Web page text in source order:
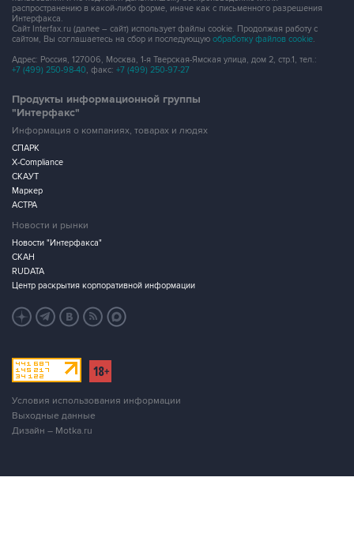
сайтом, Вы соглашаетесь на сбор и последующую обработку файлов cookie.
Адрес: Россия, 127006, Москва, 1-я Тверская-Ямская улица, дом 2, стр.1, тел.:
+7 (499) 250-98-40, факс: +7 (499) 250-97-27
Продукты информационной группы
Информация о компаниях, товарах и людях
СПАРК
X-Compliance
СКАУТ
Маркер
АСТРА
Новости и рынки
Новости "Интерфакса"
СКАН
RUDATA
Центр раскрытия корпоративной информации
Условия использования информации
Выходные данные
Дизайн – Motka.ru